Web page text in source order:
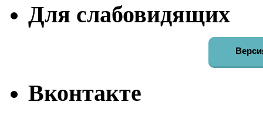
Для слабовидящих
Вконтакте